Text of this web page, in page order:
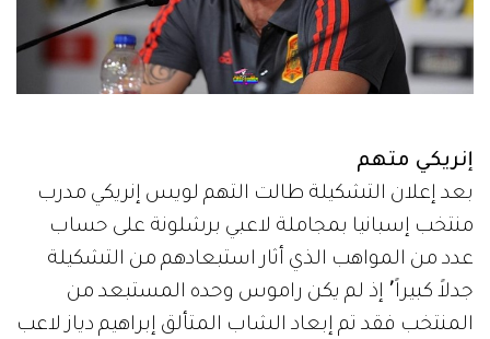
إنريكي متهم
بعد إعلان التشكيلة طالت التهم لويس إنريكي مدرب
منتخب إسبانيا بمجاملة لاعبي برشلونة على حساب
عدد من المواهب الذي أثار استبعادهم من التشكيلة
جدلاً كبيراً٬ إذ لم يكن راموس وحده المستبعد من
المنتخب فقد تم إبعاد الشاب المتألق إبراهيم دياز لاعب